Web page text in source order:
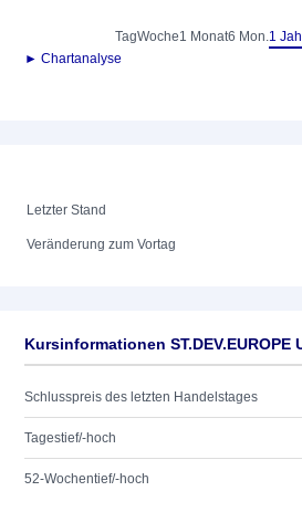
TagWoche1 Monat6 Mon.1
► Chartanalyse
Letzter Stand
Veränderung zum Vortag
Kursinformationen ST.DEV.EUROPE
Schlusspreis des letzten Handelstages
Tagestief/-hoch
52-Wochentief/-hoch